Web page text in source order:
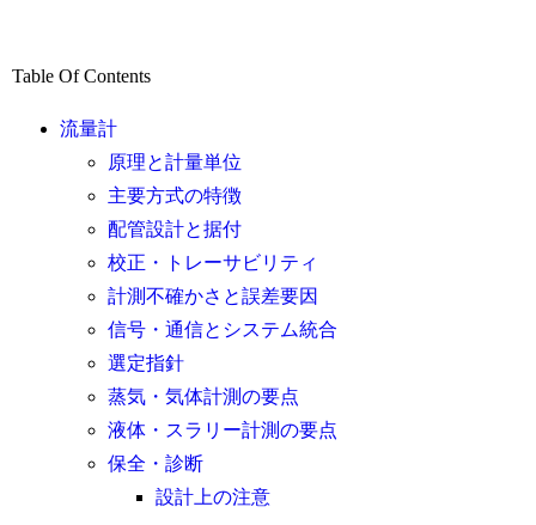
Table Of Contents
流量計
原理と計量単位
主要方式の特徴
配管設計と据付
校正・トレーサビリティ
計測不確かさと誤差要因
信号・通信とシステム統合
選定指針
蒸気・気体計測の要点
液体・スラリー計測の要点
保全・診断
設計上の注意